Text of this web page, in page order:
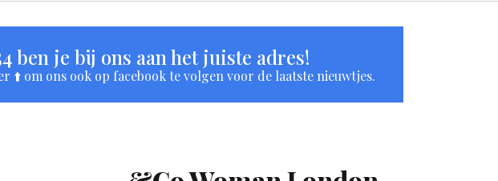
ben je bij ons aan het juiste adres!
⬆️ om ons ook op facebook te volgen voor de laatste nieuwtjes.